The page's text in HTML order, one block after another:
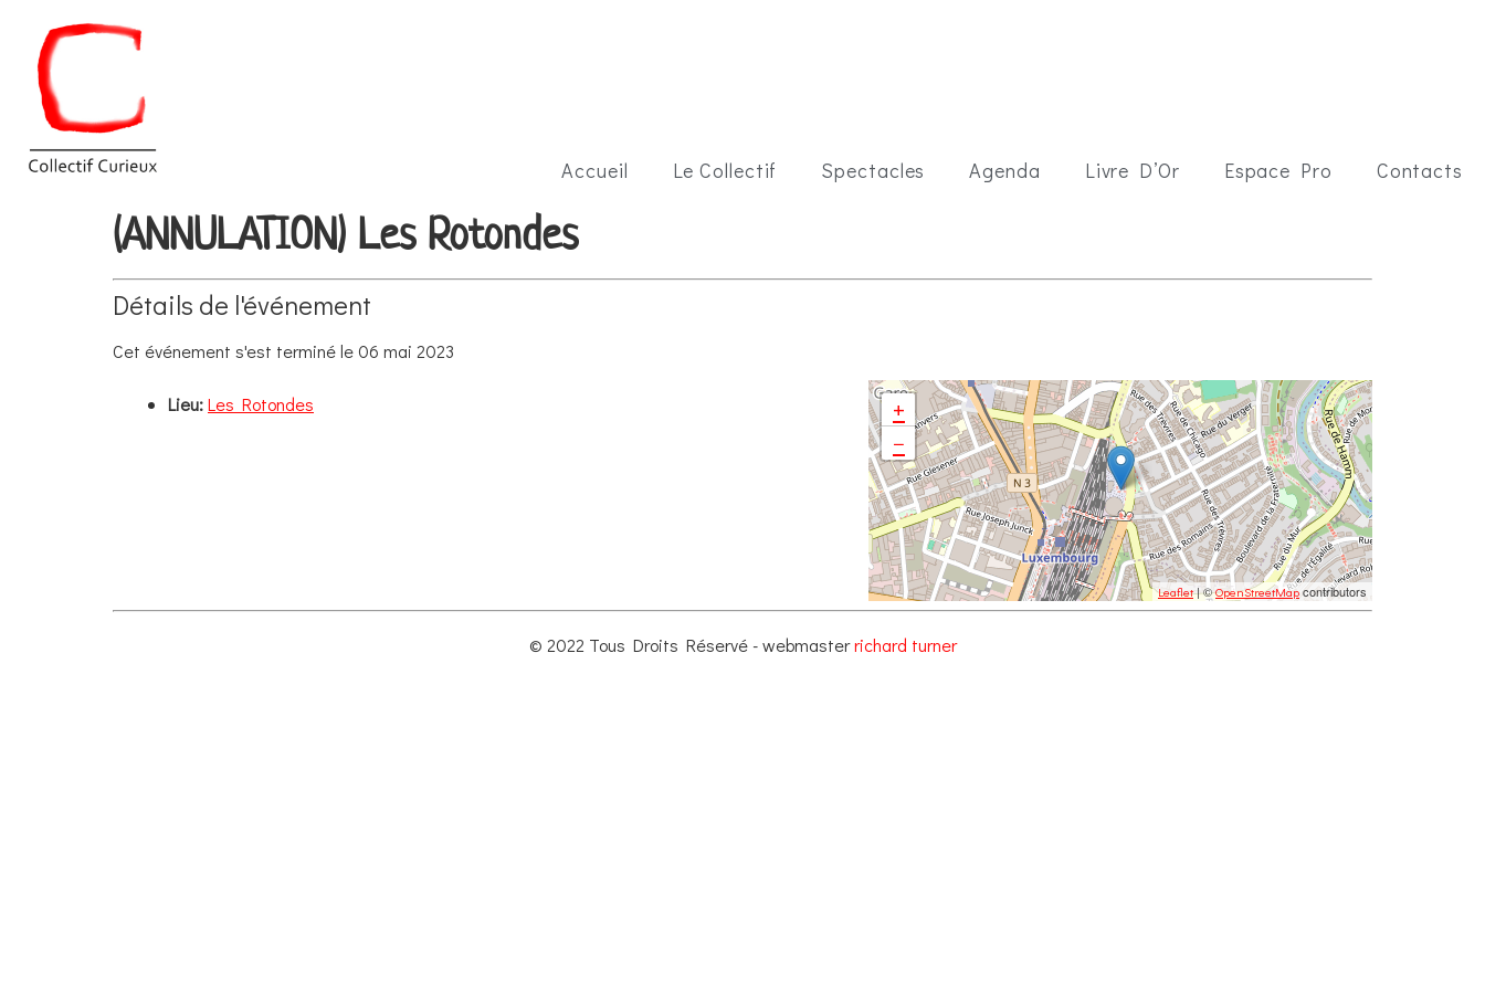
Accueil Le Collectif Spectacles Agenda Livre D’Or Espace Pro Contacts
(ANNULATION) Les Rotondes
Détails de l'événement
Cet événement s'est terminé le 06 mai 2023
Lieu:Les Rotondes
+
−
Leaflet| ©OpenStreetMapcontributors
© 2022 Tous Droits Réservé - webmasterrichard turner